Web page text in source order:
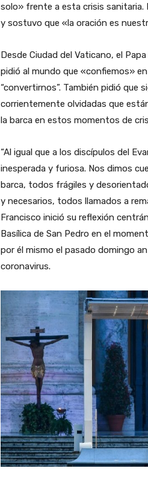
solo» frente a esta crisis sanitaria.
y sostuvo que «la oración es
Desde Ciudad del Vaticano, el
pidió al mundo que «confiemos»
“convertirnos”. También pidió que
corrientemente olvidadas que
la barca en estos momentos de
“Al igual que a los discípulos del
inesperada y furiosa. Nos dimos
barca, todos frágiles y
y necesarios, todos llamados a
Francisco inició su reflexión
Basílica de San Pedro en el
por él mismo el pasado domingo
coronavirus.